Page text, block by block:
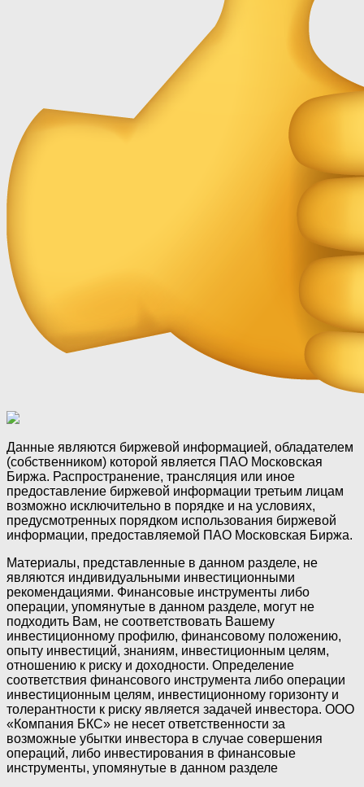
Данные являются биржевой информацией, обладателем
(собственником) которой является ПАО Московская
Биржа. Распространение, трансляция или иное
предоставление биржевой информации третьим лицам
возможно исключительно в порядке и на условиях,
предусмотренных порядком использования биржевой
информации, предоставляемой ПАО Московская Биржа.
Материалы, представленные в данном разделе, не
являются индивидуальными инвестиционными
рекомендациями. Финансовые инструменты либо
операции, упомянутые в данном разделе, могут не
подходить Вам, не соответствовать Вашему
инвестиционному профилю, финансовому положению,
опыту инвестиций, знаниям, инвестиционным целям,
отношению к риску и доходности. Определение
соответствия финансового инструмента либо операции
инвестиционным целям, инвестиционному горизонту и
толерантности к риску является задачей инвестора. ООО
«Компания БКС» не несет ответственности за
возможные убытки инвестора в случае совершения
операций, либо инвестирования в финансовые
инструменты, упомянутые в данном разделе